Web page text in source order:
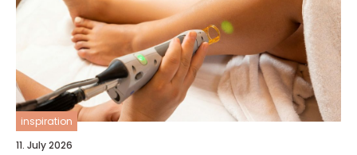
inspiration
11. July 2026